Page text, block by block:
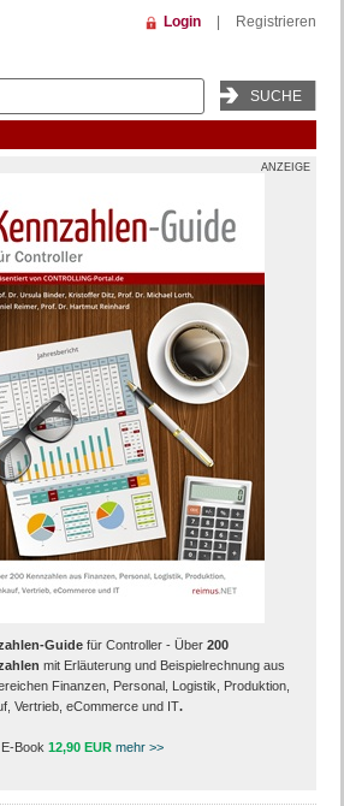
Login Registrieren
ANZEIGE
Guidefür Controller - Über 200
mit Erläuterung und Beispielrechnung aus
Finanzen, Personal, Logistik, Produktion,
Vertrieb, eCommerce und IT.
Book 12,90 EUR mehr >>